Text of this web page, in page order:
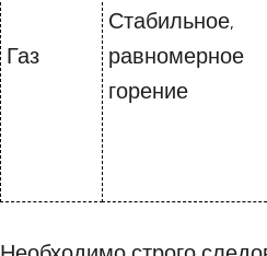
Газ
Стабильное,
равномерное
горение